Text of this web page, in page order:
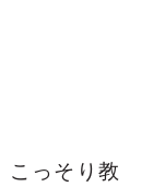
こっそり教